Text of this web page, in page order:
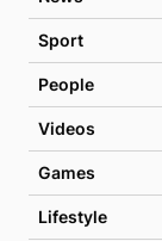
Sport
People
Videos
Games
Lifestyle